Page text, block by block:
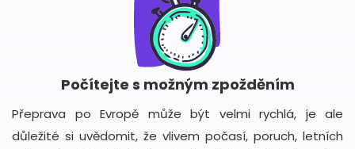
Počítejte s možným zpožděním
Přeprava po Evropě může být velmi rychlá, je ale
důležité si uvědomit, že vlivem počasí, poruch, letních